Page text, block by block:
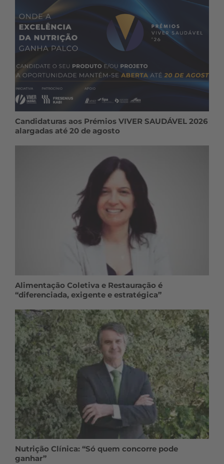
Candidaturas aos Prémios VIVER SAUDÁVEL 2026
alargadas até 20 de agosto
Alimentação Coletiva e Restauração é
“diferenciada, exigente e estratégica”
Nutrição Clínica: “Só quem concorre pode
ganhar”